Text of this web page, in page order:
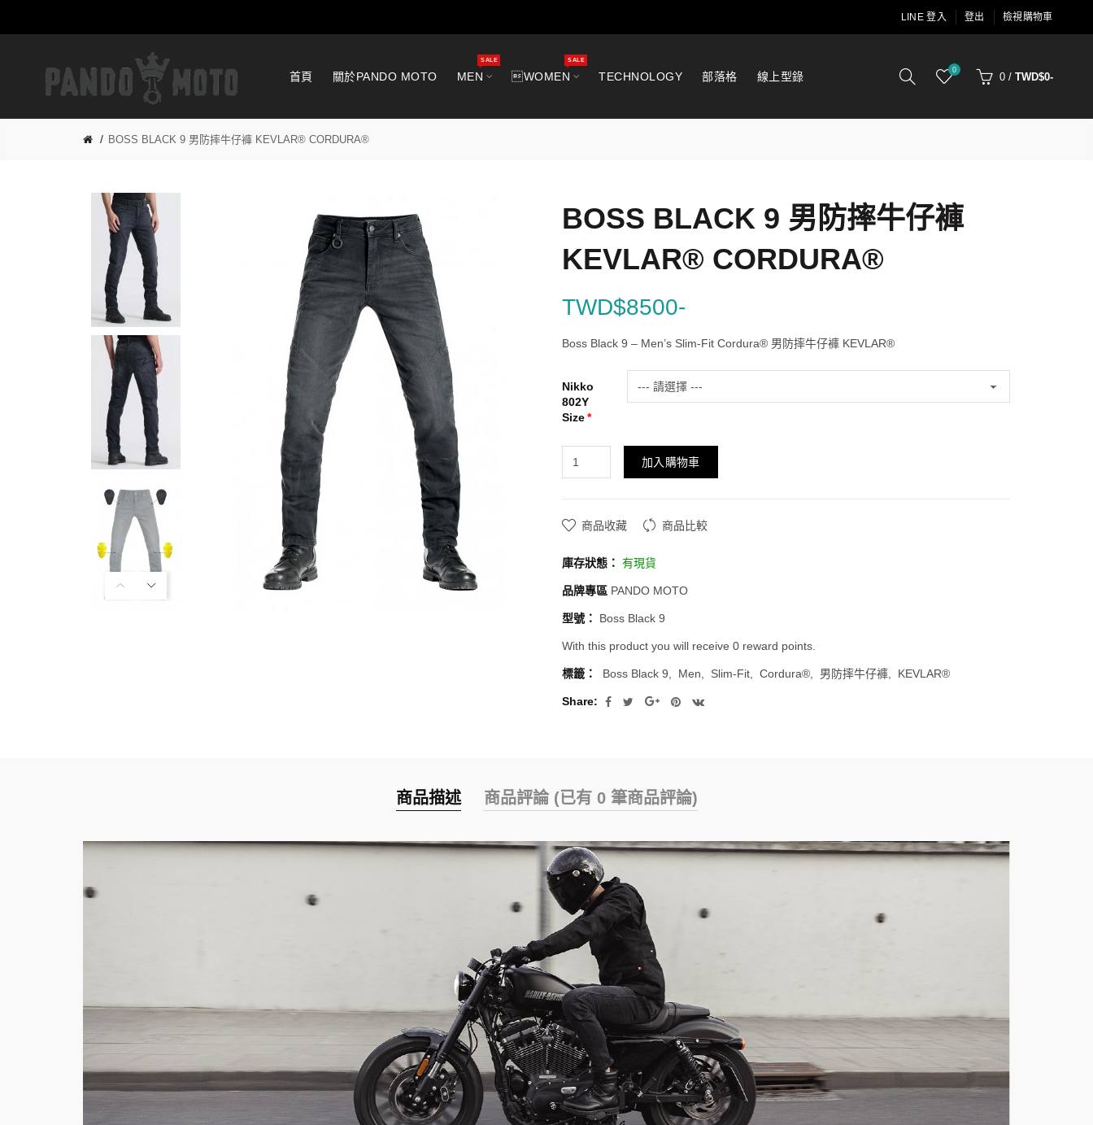
LINE 登入 登出 檢視購物車
首頁 關於PANDO MOTO MEN
SALE
WOMEN
SALE
TECHNOLOGY 部落格 線上型錄 0
0 / TWD$0-
BOSS BLACK 9 男防摔牛仔褲 KEVLAR® CORDURA®
BOSS BLACK 9 男防摔牛仔褲
KEVLAR® CORDURA®
TWD$8500-
Boss Black 9 – Men’s Slim-Fit Cordura® 男防摔牛仔褲 KEVLAR®
Nikko
802Y
Size
加入購物車
商品收藏 商品比較
庫存狀態： 有現貨
品牌專區 PANDO MOTO
型號： Boss Black 9
With this product you will receive 0 reward points.
標籤： Boss Black 9 Men Slim-Fit Cordura® 男防摔牛仔褲 KEVLAR®
Share:
商品描述 商品評論 (已有 0 筆商品評論)